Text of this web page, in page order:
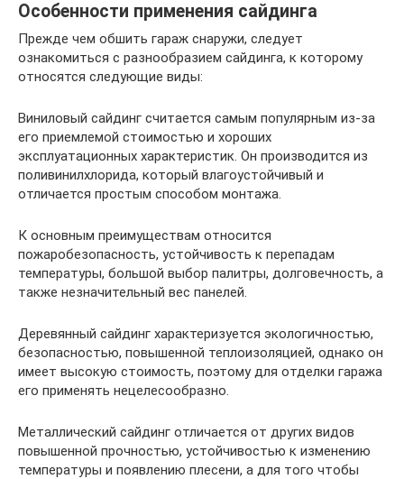
Особенности применения сайдинга
Прежде чем обшить гараж снаружи, следует
ознакомиться с разнообразием сайдинга, к которому
относятся следующие виды:
Виниловый сайдинг считается самым популярным из-за
его приемлемой стоимостью и хороших
эксплуатационных характеристик. Он производится из
поливинилхлорида, который влагоустойчивый и
отличается простым способом монтажа.
К основным преимуществам относится
пожаробезопасность, устойчивость к перепадам
температуры, большой выбор палитры, долговечность, а
также незначительный вес панелей.
Деревянный сайдинг характеризуется экологичностью,
безопасностью, повышенной теплоизоляцией, однако он
имеет высокую стоимость, поэтому для отделки гаража
его применять нецелесообразно.
Металлический сайдинг отличается от других видов
повышенной прочностью, устойчивостью к изменению
температуры и появлению плесени, а для того чтобы